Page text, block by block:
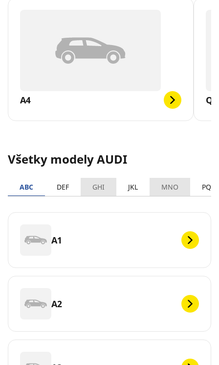
A4 Q5
Všetky modely AUDI
ABC DEF GHI JKL MNO PQRS
A1
A2